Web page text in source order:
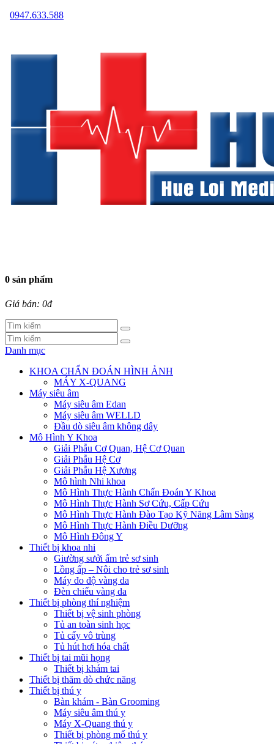
0947.633.588
0 sản phẩm
Giá bán: 0đ
Danh mục
KHOA CHẨN ĐOÁN HÌNH ẢNH
MÁY X-QUANG
Máy siêu âm
Máy siêu âm Edan
Máy siêu âm WELLD
Đầu dò siêu âm không dây
Mô Hình Y Khoa
Giải Phẫu Cơ Quan, Hệ Cơ Quan
Giải Phẫu Hệ Cơ
Giải Phẫu Hệ Xương
Mô hình Nhi khoa
Mô Hình Thực Hành Chẩn Đoán Y Khoa
Mô Hình Thực Hành Sơ Cứu, Cấp Cứu
Mô Hình Thực Hành Đào Tạo Kỹ Năng Lâm Sàng
Mô Hình Thực Hành Điều Dưỡng
Mô Hình Đông Y
Thiết bị khoa nhi
Giường sưởi ấm trẻ sơ sinh
Lồng ấp – Nôi cho trẻ sơ sinh
Máy đo độ vàng da
Đèn chiếu vàng da
Thiết bị phòng thí nghiệm
Thiết bị vệ sinh phòng
Tủ an toàn sinh học
Tủ cấy vô trùng
Tủ hút hơi hóa chất
Thiết bị tai mũi họng
Thiết bị khám tai
Thiết bị thăm dò chức năng
Thiết bị thú y
Bàn khám - Bàn Grooming
Máy siêu âm thú y
Máy X-Quang thú y
Thiết bị phòng mổ thú y